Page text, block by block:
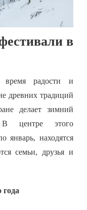
в
радости и
древних традиций
делает зимний
В центре этого
январь, находятся
семьи, друзья и
года